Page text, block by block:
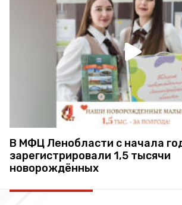
В МФЦ Ленобласти с начала
зарегистрировали 1,5 тысячи
новорождённых